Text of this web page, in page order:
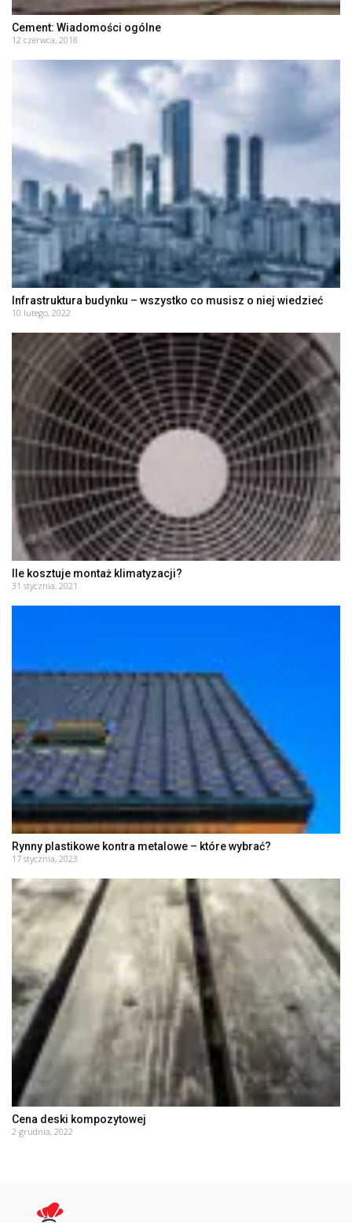
Cement: Wiadomości ogólne
12 czerwca, 2018
Infrastruktura budynku – wszystko co musisz o niej wiedzieć
10 lutego, 2022
Ile kosztuje montaż klimatyzacji?
31 stycznia, 2021
Rynny plastikowe kontra metalowe – które wybrać?
17 stycznia, 2023
Cena deski kompozytowej
2 grudnia, 2022